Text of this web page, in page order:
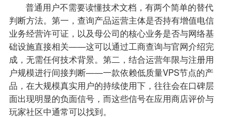
普通用户不需要读懂技术文档，有两个简单的替代
判断方法。第一，查询产品运营主体是否持有增值电信
业务经营许可证，以及母公司的核心业务是否与网络基
础设施直接相关——这可以通过工商查询与官网介绍完
成，无需任何技术背景。第二，结合运营年限与注册用
户规模进行间接判断——一款依赖低质量VPS节点的产
品，在大规模真实用户的持续使用下，往往会在口碑层
面出现明显的负面信号，而这些信号在应用商店评价与
玩家社区中通常可以找到。